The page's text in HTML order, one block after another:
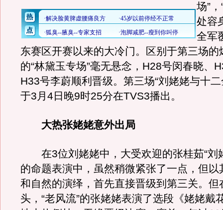
场”
处容
全军
东赛区开赛以来的大冷门。区别于第三场的
的“林黛玉专场”毫无悬念，H28号闵春晓、
H33号李蔚顺利晋级。第三场“刘姥姥与十
于3月4日晚9时25分在TVS3播出。
大热张姥姥意外出局
在3位刘姥姥中，大受欢迎的张桂茹“刘
的命题表演中，虽然稍微紧张了一点，但以
和自然的演绎，首先直接晋级到第三关。但
头，“老风流”的张姥姥表演了选段《姥姥戴